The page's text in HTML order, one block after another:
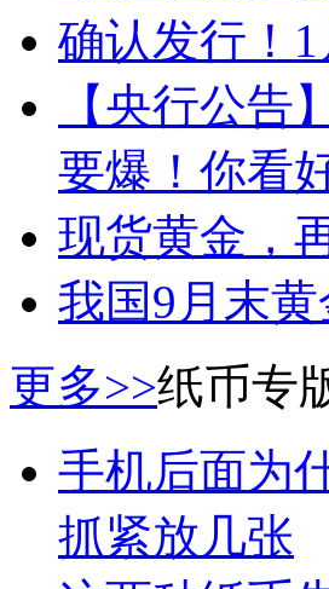
确认发行！
【央行公告
要爆！你看
现货黄金，
我国9月末
更多>>纸币专
手机后面为
抓紧放几张